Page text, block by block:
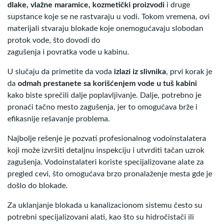
dlake, vlažne maramice, kozmetički proizvodi i druge
supstance koje se ne rastvaraju u vodi. Tokom vremena, ovi
materijali stvaraju blokade koje onemogućavaju slobodan
protok vode, što dovodi do
zagušenja i povratka vode u kabinu.
U slučaju da primetite da voda izlazi iz slivnika, prvi korak je
da odmah prestanete sa korišćenjem vode u tuš kabini
kako biste sprečili dalje poplavljivanje. Dalje, potrebno je
pronaći tačno mesto zagušenja, jer to omogućava brže i
efikasnije rešavanje problema.
Najbolje rešenje je pozvati profesionalnog vodoinstalatera
koji može izvršiti detaljnu inspekciju i utvrditi tačan uzrok
zagušenja. Vodoinstalateri koriste specijalizovane alate za
pregled cevi, što omogućava brzo pronalaženje mesta gde je
došlo do blokade.
Za uklanjanje blokada u kanalizacionom sistemu često su
potrebni specijalizovani alati, kao što su hidročistači ili